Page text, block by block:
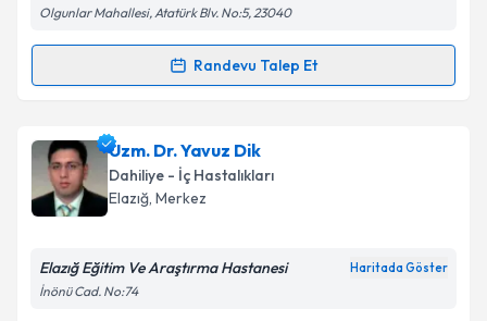
Kişisel verilerimin işlenmesine ilişkin
Metni'ni okudum ve kişisel verilerimin belirtilen
kapsamda işlenmesini kabul ediyorum.
Olgunlar Mahallesi, Atatürk Blv. No:5, 23040
Randevu Talep Et
Randevu Takvimi Talebi
Doç. Dr. Ramazan Yıldıziçin randevu takvimi talebi
oluşturun. Size bu uzmandan randevu almanız için bir
takvim hazırlandığında e-posta ile bilgilendireceğiz.
Uzm. Dr. Yavuz Dik
Dahiliye - İç Hastalıkları
Elazığ, Merkez
Elazığ Eğitim Ve Araştırma Hastanesi Haritada Göster
İnönü Cad. No:74